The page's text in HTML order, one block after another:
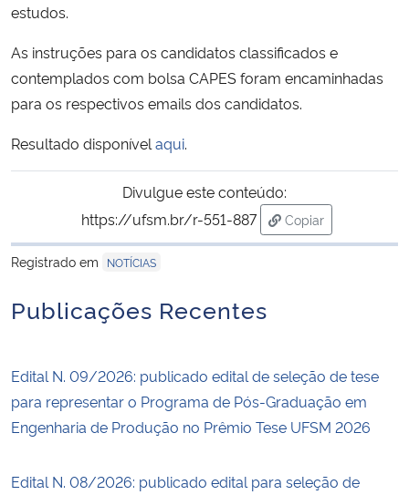
Ministério do Desenvolvimento Regional
Gabinete de Segurança Institucional
Advocacia-Geral da União
Banco Central do Brasil
estudos.
As instruções para os candidatos classificados e
contemplados com bolsa CAPES foram encaminhadas
para os respectivos emails dos candidatos.
Resultado disponível aqui.
Divulgue este conteúdo:
https://ufsm.br/r-551-887
Copiar
para área de
Registrado em
NOTÍCIAS
Publicações Recentes
Edital N. 09/2026: publicado edital de seleção de tese
para representar o Programa de Pós-Graduação em
Engenharia de Produção no Prêmio Tese UFSM 2026
Edital N. 08/2026: publicado edital para seleção de